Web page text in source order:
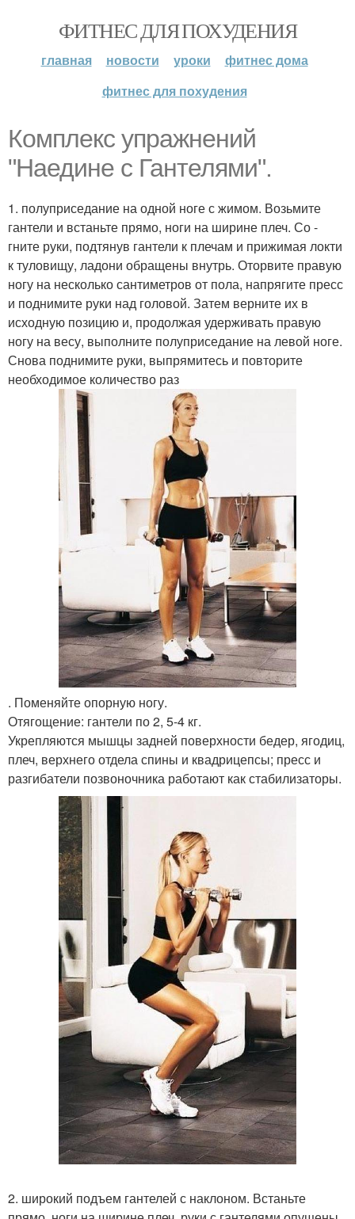
ФИТНЕС ДЛЯ ПОХУДЕНИЯ
главная новости уроки
фитнес дома
фитнес для похудения
Комплекс упражнений
"Наедине с Гантелями".
1. полуприседание на одной ноге с жимом. Возьмите
гантели и встаньте прямо, ноги на ширине плеч. Со -
гните руки, подтянув гантели к плечам и прижимая локти
к туловищу, ладони обращены внутрь. Оторвите правую
ногу на несколько сантиметров от пола, напрягите пресс
и поднимите руки над головой. Затем верните их в
исходную позицию и, продолжая удерживать правую
ногу на весу, выполните полуприседание на левой ноге.
Снова поднимите руки, выпрямитесь и повторите
необходимое количество раз
. Поменяйте опорную ногу.
Отягощение: гантели по 2, 5-4 кг.
Укрепляются мышцы задней поверхности бедер, ягодиц,
плеч, верхнего отдела спины и квадрицепсы; пресс и
разгибатели позвоночника работают как стабилизаторы.
2. широкий подъем гантелей с наклоном. Встаньте